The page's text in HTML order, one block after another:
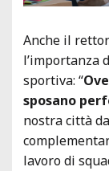
Anche il
l’importanza
sportiva: “
sposano
nostra città
lavoro di